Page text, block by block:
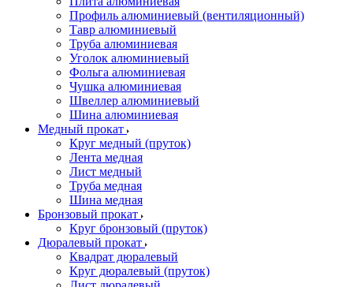
Профиль алюминиевый (вентиляционный)
Тавр алюминиевый
Труба алюминиевая
Уголок алюминиевый
Фольга алюминиевая
Чушка алюминиевая
Швеллер алюминиевый
Шина алюминиевая
Медный прокат
Круг медный (пруток)
Лента медная
Лист медный
Труба медная
Шина медная
Бронзовый прокат
Круг бронзовый (пруток)
Дюралевый прокат
Квадрат дюралевый
Круг дюралевый (пруток)